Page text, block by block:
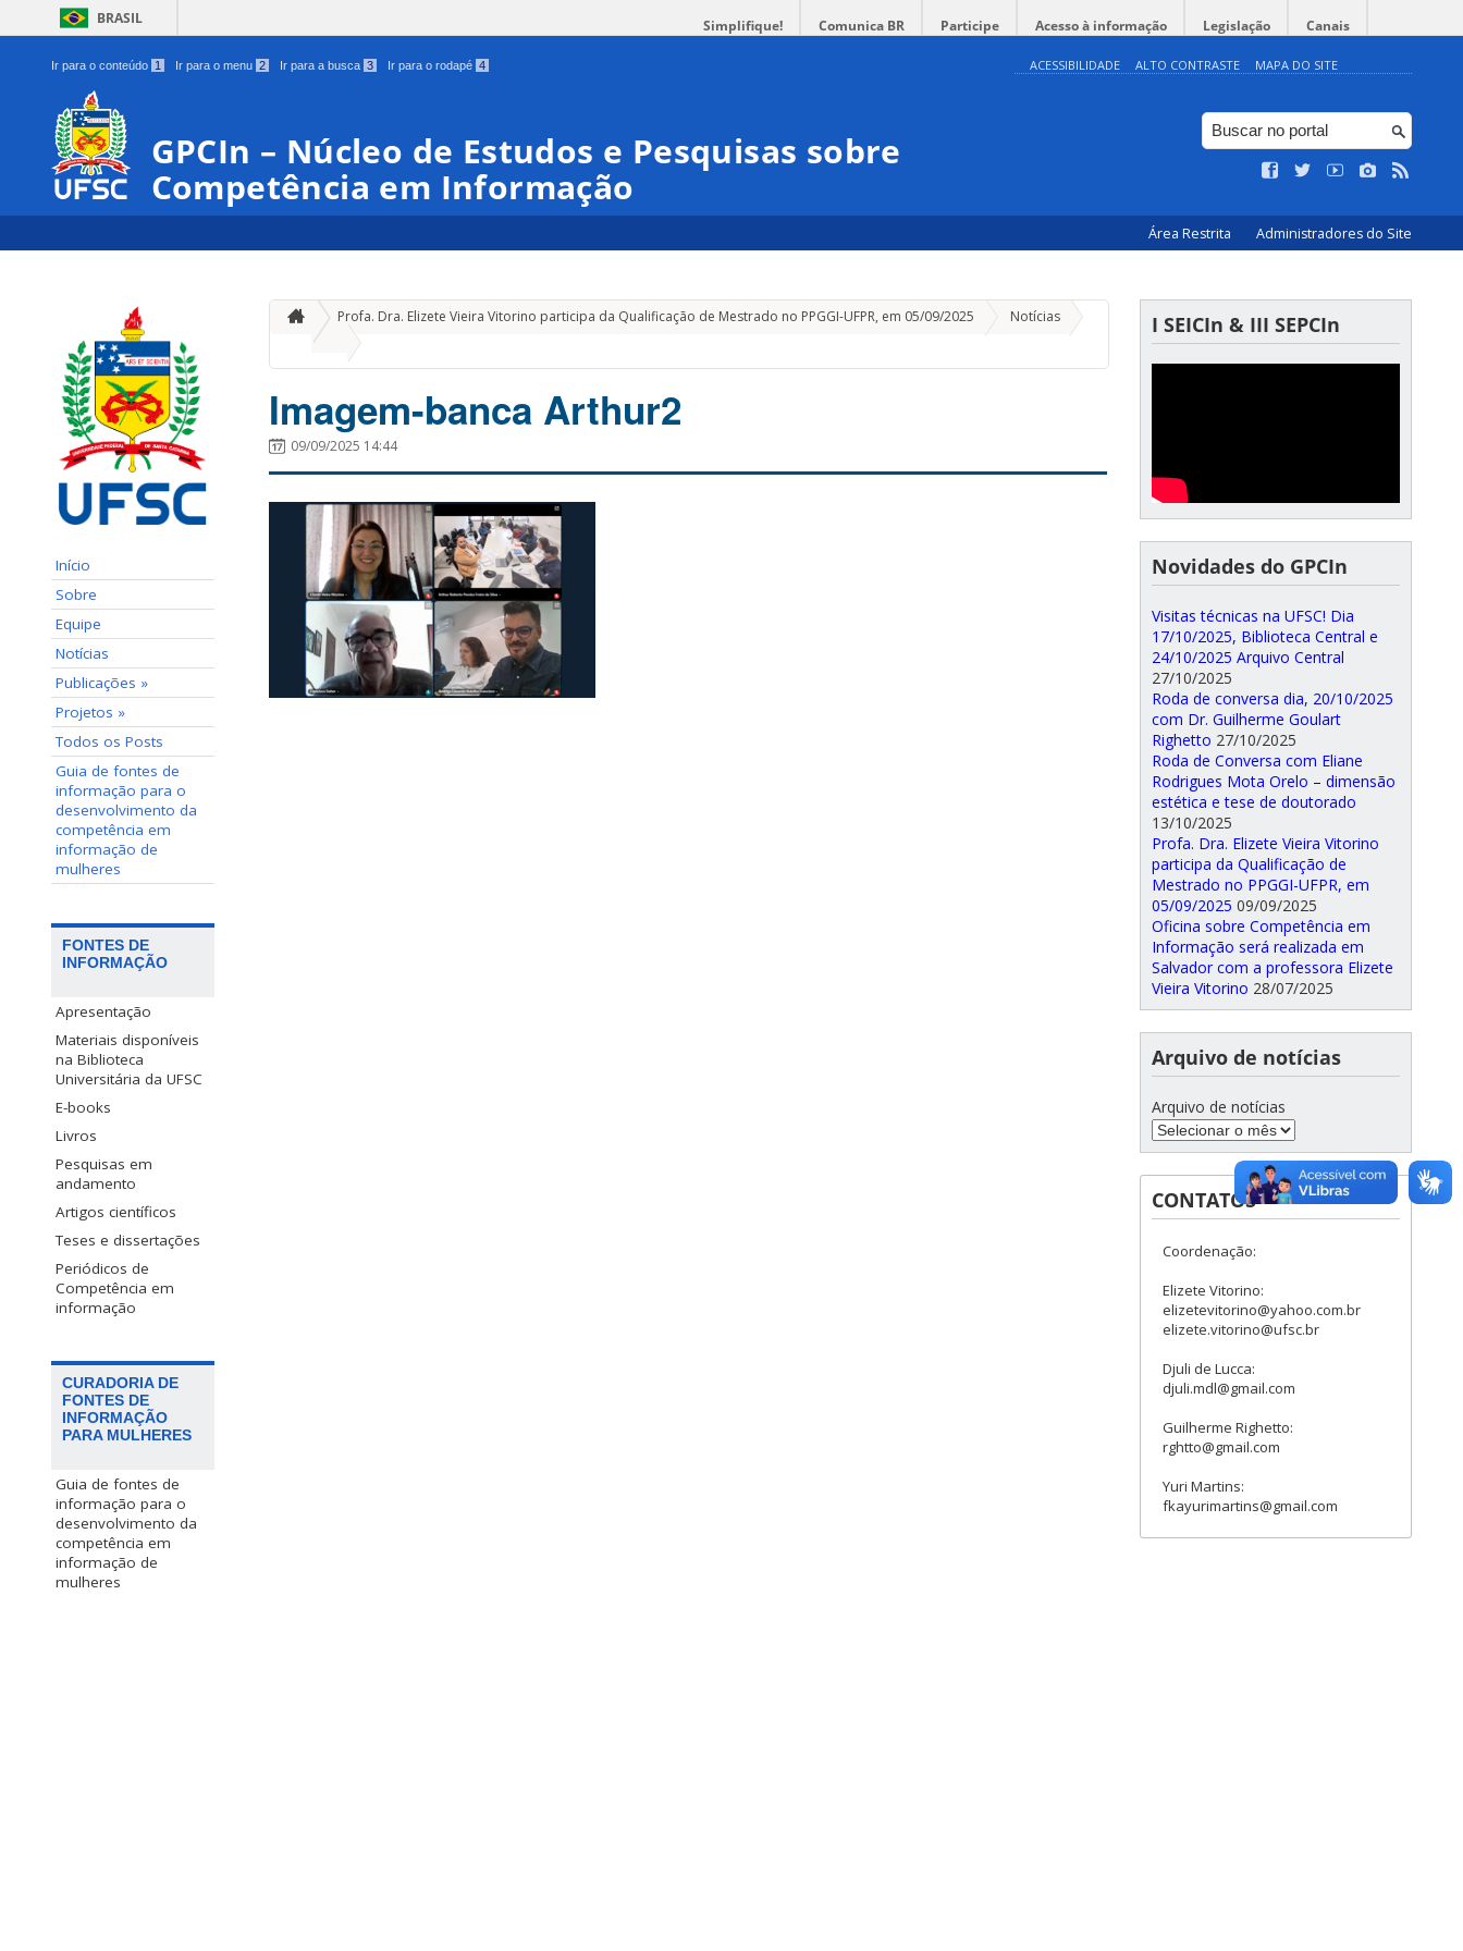
BRASIL Simplifique! Comunica BR Participe Acesso à informação Legislação Canais
Ir para o conteúdo 1 Ir para o menu 2 Ir para a busca 3 Ir para o rodapé 4 ACESSIBILIDADE ALTO CONTRASTE MAPA DO SITE
GPCIn – Núcleo de Estudos e Pesquisas sobre
Competência em Informação
Área Restrita Administradores do Site
Início
Sobre
Equipe
Notícias
Publicações »
Projetos »
Todos os Posts
Guia de fontes de
informação para o
desenvolvimento da
competência em
informação de
mulheres
FONTES DE
INFORMAÇÃO
Apresentação
Materiais disponíveis
na Biblioteca
Universitária da UFSC
E-books
Livros
Pesquisas em
andamento
Artigos científicos
Teses e dissertações
Periódicos de
Competência em
informação
CURADORIA DE
FONTES DE
INFORMAÇÃO
PARA MULHERES
Guia de fontes de
informação para o
desenvolvimento da
competência em
informação de
mulheres
Profa. Dra. Elizete Vieira Vitorino participa da Qualificação de Mestrado no PPGGI-UFPR, em 05/09/2025
Notícias
Imagem-banca Arthur2
09/09/2025 14:44
I SEICIn & III SEPCIn
Novidades do GPCIn
Visitas técnicas na UFSC! Dia
17/10/2025, Biblioteca Central e
24/10/2025 Arquivo Central
27/10/2025
Roda de conversa dia, 20/10/2025
com Dr. Guilherme Goulart
Righetto 27/10/2025
Roda de Conversa com Eliane
Rodrigues Mota Orelo – dimensão
estética e tese de doutorado
13/10/2025
Profa. Dra. Elizete Vieira Vitorino
participa da Qualificação de
Mestrado no PPGGI-UFPR, em
05/09/2025 09/09/2025
Oficina sobre Competência em
Informação será realizada em
Salvador com a professora Elizete
Vieira Vitorino 28/07/2025
Arquivo de notícias
Arquivo de notícias
CONTATOS
Coordenação:
Elizete Vitorino:
elizetevitorino@yahoo.com.br
elizete.vitorino@ufsc.br
Djuli de Lucca:
djuli.mdl@gmail.com
Guilherme Righetto:
rghtto@gmail.com
Yuri Martins:
fkayurimartins@gmail.com